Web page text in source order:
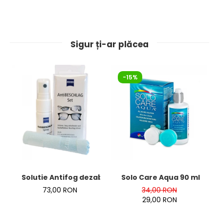
Sigur ți-ar plăcea
Solutie Antifog dezaburire + laveta de la Zeiss – KIT
73,00 RON
-15%
Solo Care Aqua 90 ml
34,00 RON
29,00 RON